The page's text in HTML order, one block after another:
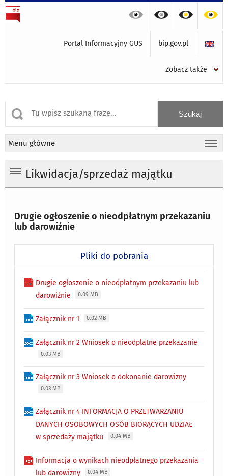
Portal Informacyjny GUS bip.gov.pl
Zobacz także
Menu główne
Likwidacja/sprzedaż majątku
Drugie ogłoszenie o nieodpłatnym przekazaniu
lub darowiźnie
Pliki do pobrania
Drugie ogłoszenie o nieodpłatnym przekazaniu lub
darowiźnie
0.09 MB
Załącznik nr 1 0.02 MB
Załącznik nr 2 Wniosek o nieodplatne przekazanie
0.03 MB
Załącznik nr 3 Wniosek o dokonanie darowizny
0.03 MB
Załącznik nr 4 INFORMACJA O PRZETWARZANIU
DANYCH OSOBOWYCH OSÓB BIORĄCYCH UDZIAŁ
w sprzedaży majątku
0.04 MB
Informacja o wynikach nieodpłatnego przekazania
lub darowizny
0.04 MB